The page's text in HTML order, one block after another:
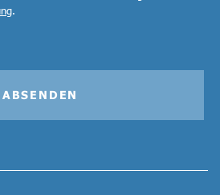
.
ABSENDEN